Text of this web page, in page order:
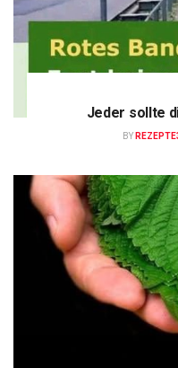
Jeder sollte
BY